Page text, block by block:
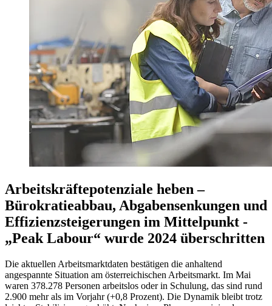
Arbeitskräftepotenziale heben –
Bürokratieabbau, Abgabensenkungen und
Effizienzsteigerungen im Mittelpunkt -
„Peak Labour“ wurde 2024 überschritten
Die aktuellen Arbeitsmarktdaten bestätigen die anhaltend
angespannte Situation am österreichischen Arbeitsmarkt. Im Mai
waren 378.278 Personen arbeitslos oder in Schulung, das sind rund
2.900 mehr als im Vorjahr (+0,8 Prozent). Die Dynamik bleibt trotz